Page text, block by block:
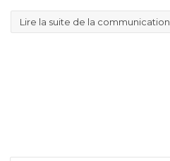
Lire la suite de la communication